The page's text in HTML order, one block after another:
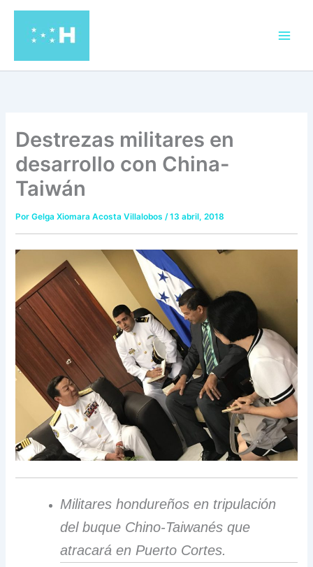
contenido
Destrezas militares en
desarrollo con China-
Taiwán
PorGelga Xiomara Acosta Villalobos/13 abril, 2018
Militares hondureños en tripulación
del buque Chino-Taiwanés que
atracará en Puerto Cortes.